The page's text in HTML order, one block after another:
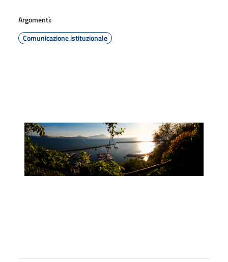
Argomenti:
Comunicazione istituzionale